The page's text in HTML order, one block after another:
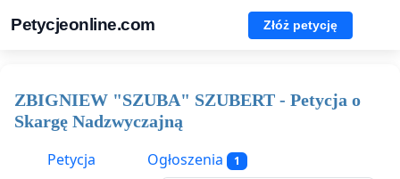
Petycjeonline.com Złóż petycję
ZBIGNIEW "SZUBA" SZUBERT - Petycja o
Skargę Nadzwyczajną
Petycja
Ogłoszenia 1